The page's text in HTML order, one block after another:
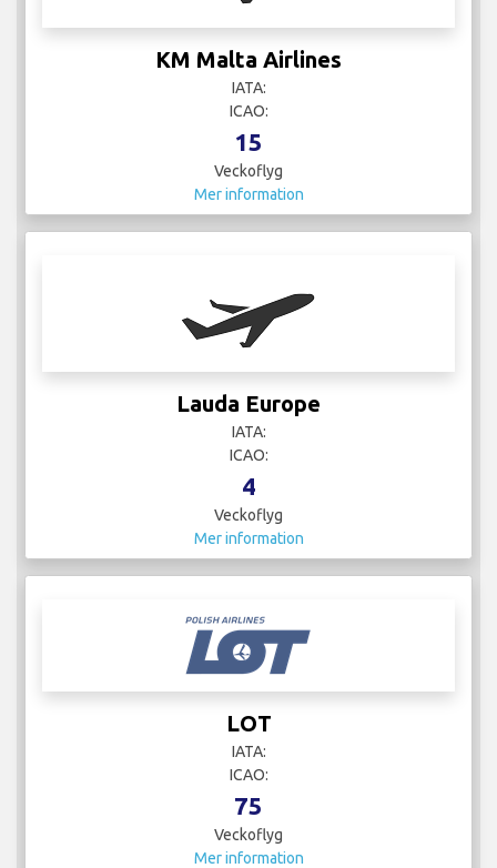
KM Malta Airlines
IATA:
ICAO:
15
Veckoflyg
Mer information
Lauda Europe
IATA:
ICAO:
4
Veckoflyg
Mer information
LOT
IATA:
ICAO:
75
Veckoflyg
Mer information